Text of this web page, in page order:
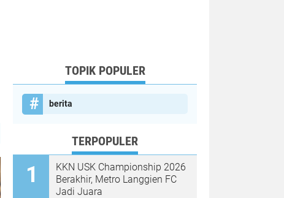
TOPIK POPULER
berita
TERPOPULER
KKN USK Championship 2026
Berakhir, Metro Langgien FC
Jadi Juara